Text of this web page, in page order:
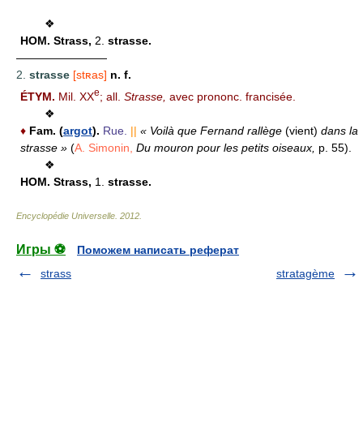
❖
HOM. Strass, 2. strasse.
————————
2. strasse [stʀas] n. f.
ÉTYM. Mil. XXe; all. Strasse, avec prononc. francisée.
❖
♦ Fam. (argot). Rue. || « Voilà que Fernand rallège (vient) dans la
strasse » (A. Simonin, Du mouron pour les petits oiseaux, p. 55).
❖
HOM. Strass, 1. strasse.
Encyclopédie Universelle 2012
Игры ⚽
Поможем написать реферат
strass
stratagème